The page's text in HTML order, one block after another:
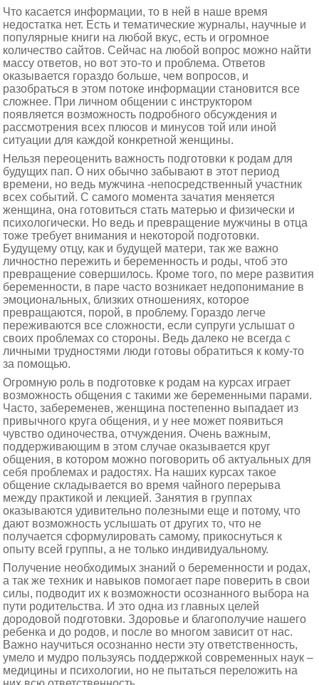
Что касается информации, то в ней в наше время
недостатка нет. Есть и тематические журналы, научные и
популярные книги на любой вкус, есть и огромное
количество сайтов. Сейчас на любой вопрос можно найти
массу ответов, но вот это-то и проблема. Ответов
оказывается гораздо больше, чем вопросов, и
разобраться в этом потоке информации становится все
сложнее. При личном общении с инструктором
появляется возможность подробного обсуждения и
рассмотрения всех плюсов и минусов той или иной
ситуации для каждой конкретной женщины.
Нельзя переоценить важность подготовки к родам для
будущих пап. О них обычно забывают в этот период
времени, но ведь мужчина -непосредственный участник
всех событий. С самого момента зачатия меняется
женщина, она готовиться стать матерью и физически и
психологически. Но ведь и превращение мужчины в отца
тоже требует внимания и некоторой подготовки.
Будущему отцу, как и будущей матери, так же важно
личностно пережить и беременность и роды, чтоб это
превращение совершилось. Кроме того, по мере развития
беременности, в паре часто возникает недопонимание в
эмоциональных, близких отношениях, которое
превращаются, порой, в проблему. Гораздо легче
переживаются все сложности, если супруги услышат о
своих проблемах со стороны. Ведь далеко не всегда с
личными трудностями люди готовы обратиться к кому-то
за помощью.
Огромную роль в подготовке к родам на курсах играет
возможность общения с такими же беременными парами.
Часто, забеременев, женщина постепенно выпадает из
привычного круга общения, и у нее может появиться
чувство одиночества, отчуждения. Очень важным,
поддерживающим в этом случае оказывается круг
общения, в котором можно поговорить об актуальных для
себя проблемах и радостях. На наших курсах такое
общение складывается во время чайного перерыва
между практикой и лекцией. Занятия в группах
оказываются удивительно полезными еще и потому, что
дают возможность услышать от других то, что не
получается сформулировать самому, прикоснуться к
опыту всей группы, а не только индивидуальному.
Получение необходимых знаний о беременности и родах,
а так же техник и навыков помогает паре поверить в свои
силы, подводит их к возможности осознанного выбора на
пути родительства. И это одна из главных целей
дородовой подготовки. Здоровье и благополучие нашего
ребенка и до родов, и после во многом зависит от нас.
Важно научиться осознанно нести эту ответственность,
умело и мудро пользуясь поддержкой современных наук –
медицины и психологии, но не пытаться переложить на